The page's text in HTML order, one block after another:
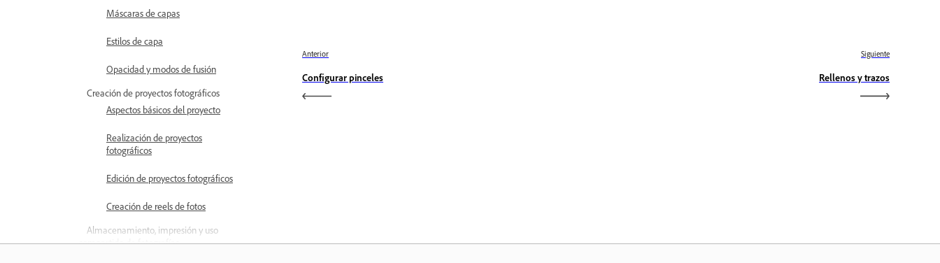
Máscaras de capas
Estilos de capa
Opacidad y modos de fusión
Creación de proyectos fotográficos
Aspectos básicos del proyecto
Realización de proyectos
fotográficos
Edición de proyectos fotográficos
Creación de reels de fotos
Almacenamiento, impresión y uso
compartido de fotografías
Anterior
Configurar pinceles
Siguiente
Rellenos y trazos